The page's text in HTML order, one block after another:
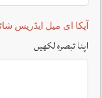
آپکا ای میل ایڈریس
اپنا تبصرہ لکھیں